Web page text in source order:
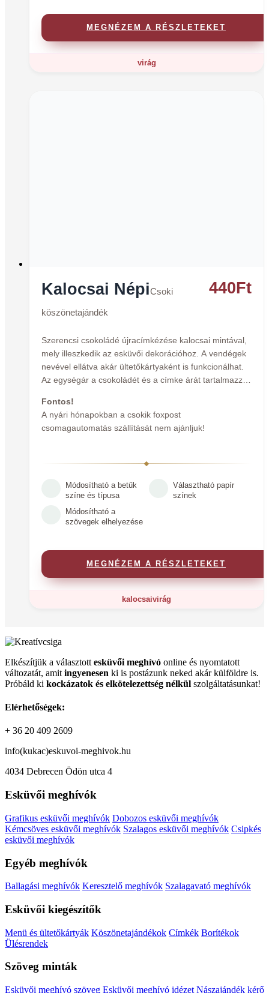
MEGNÉZEM A RÉSZLETEKET
virág
Kalocsai NépiCsoki
köszönetajándék
440Ft
Szerencsi csokoládé újracímkézése kalocsai mintával,
mely illeszkedik az esküvői dekorációhoz. A vendégek
nevével ellátva akár ültetőkártyaként is funkcionálhat.
Az egységár a csokoládét és a címke árát tartalmazza.
Fontos!
A nyári hónapokban a csokik foxpost
csomagautomatás szállítását nem ajánljuk!
Módosítható a betűk
színe és típusa
Választható papír
színek
Módosítható a
szövegek elhelyezése
MEGNÉZEM A RÉSZLETEKET
kalocsaivirág
Elkészítjük a választott esküvői meghívó online és nyomtatott
változatát, amit ingyenesen ki is postázunk neked akár külföldre is.
Próbáld ki kockázatok és elkötelezettség nélkül szolgáltatásunkat!
Elérhetőségek:
+ 36 20 409 2609
info(kukac)eskuvoi-meghivok.hu
4034 Debrecen Ödön utca 4
Esküvői meghívók
Grafikus esküvői meghívók Dobozos esküvői meghívók
Kémcsöves esküvői meghívók Szalagos esküvői meghívók Csipkés
esküvői meghívók
Egyéb meghívók
Ballagási meghívók Keresztelő meghívók Szalagavató meghívók
Esküvői kiegészítők
Menü és ültetőkártyák Köszönetajándékok Címkék Borítékok
Ülésrendek
Szöveg minták
Esküvői meghívó szöveg Esküvői meghívó idézet Nászajándék kérő